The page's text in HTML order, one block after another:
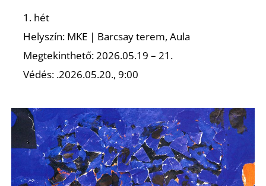
1. hét
Helyszín: MKE | Barcsay terem, Aula
Megtekinthető: 2026.05.19 – 21.
Védés: .2026.05.20., 9:00